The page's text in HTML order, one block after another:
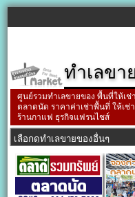
ทำเลขา
ศูนย์รวมทำเลขายของ พื้นที่ให้เ
ตลาดนัด ราคาค่าเช่าพื้นที่ ให้เช่
ร้านกาแฟ ธุรกิจแฟรนไชส์